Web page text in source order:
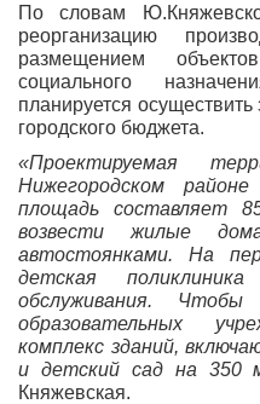
По словам
реорганизацию
размещением
социального
планируется осуществить
городского бюджета.
«Проектируемая
Нижегородском
площадь составляет
возвести жилые
автостоянками. На
детская
обслуживания.
образовательных
комплекс зданий,
и детский сад на 350
Княжевская.